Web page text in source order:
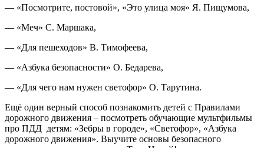
— «Посмотрите, постовой», «Это улица моя» Я. Пищумова,
— «Меч» С. Маршака,
— «Для пешеходов» В. Тимофеева,
— «Азбука безопасности» О. Бедарева,
— «Для чего нам нужен светофор» О. Тарутина.
Ещё один верный способ познакомить детей с Правилами
дорожного движения – посмотреть обучающие мультфильмы
про ПДД детям: «Зебры в городе», «Светофор», «Азбука
дорожного движения». Выучите основы безопасного